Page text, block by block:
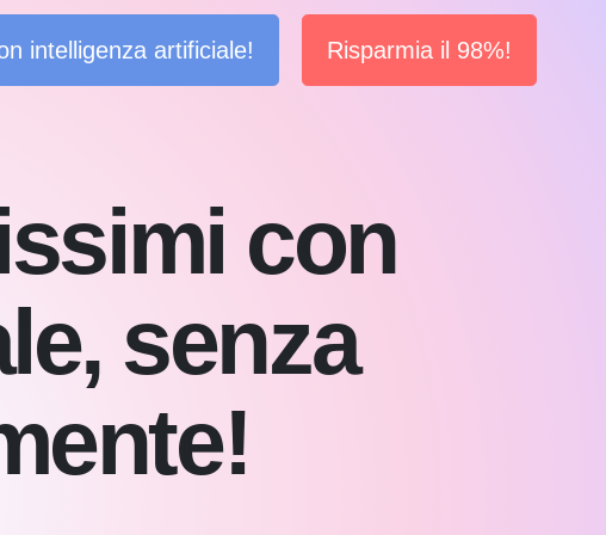
intelligenza artificiale! Risparmia il 98%!
con
senza